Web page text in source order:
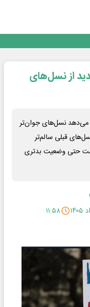
از نسل‌های
می‌دهد نسل‌های جوان‌تر
قبلی سالم‌تر
حتی وضعیت بدتری
۱۱:۵۸